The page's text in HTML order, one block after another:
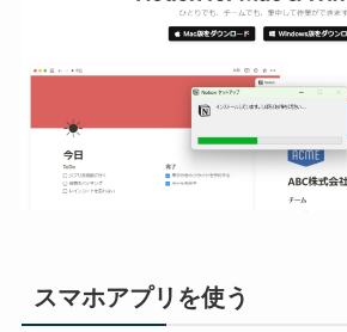
スマホアプリを使う